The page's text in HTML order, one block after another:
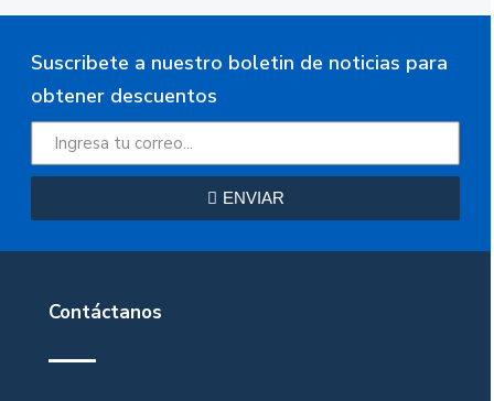
Suscribete a nuestro boletin de noticias para
obtener descuentos
ENVIAR
Contáctanos